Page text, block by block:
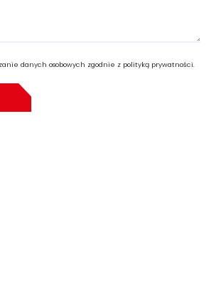
danych osobowych zgodnie z polityką prywatności.